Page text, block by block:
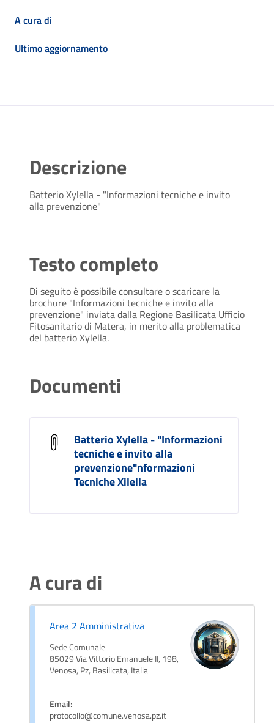
A cura di
Ultimo aggiornamento
Descrizione
Batterio Xylella - "Informazioni tecniche e invito
alla prevenzione"
Testo completo
Di seguito è possibile consultare o scaricare la
brochure "Informazioni tecniche e invito alla
prevenzione" inviata dalla Regione Basilicata Ufficio
Fitosanitario di Matera, in merito alla problematica
del batterio Xylella.
Documenti
Batterio Xylella - "Informazioni
tecniche e invito alla
prevenzione"nformazioni
Tecniche Xilella
A cura di
Area 2 Amministrativa
Sede Comunale
85029 Via Vittorio Emanuele II, 198,
Venosa, Pz, Basilicata, Italia
Email:
protocollo@comune.venosa.pz.it